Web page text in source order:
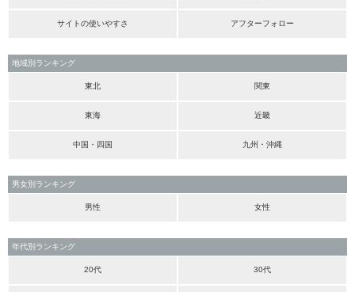
サイトの使いやすさ アフターフォロー
地域別ランキング
東北 関東
東海 近畿
中国・四国 九州・沖縄
男女別ランキング
男性 女性
年代別ランキング
20代 30代